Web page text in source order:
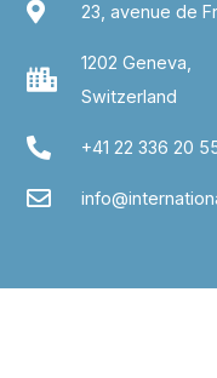
23, avenue de
1202 Geneva,
Switzerland
+41 22 336 20